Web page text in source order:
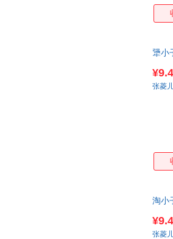
犟小
张菱
淘小
张菱